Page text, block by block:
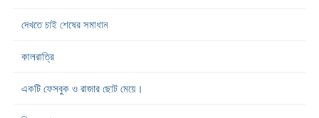
দেখতে চাই শেষের সমাধান
কালরাত্রি
একটি ফেসবুক ও রাজার ছোট মেয়ে।